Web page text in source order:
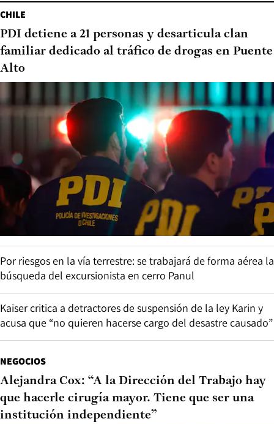
CHILE
PDI detiene a 21 personas y desarticula clan
familiar dedicado al tráfico de drogas en Puente
Alto
Por riesgos en la vía terrestre: se trabajará de forma aérea la
búsqueda del excursionista en cerro Panul
Kaiser critica a detractores de suspensión de la ley Karin y
acusa que “no quieren hacerse cargo del desastre causado”
NEGOCIOS
Alejandra Cox: “A la Dirección del Trabajo hay
que hacerle cirugía mayor. Tiene que ser una
institución independiente”